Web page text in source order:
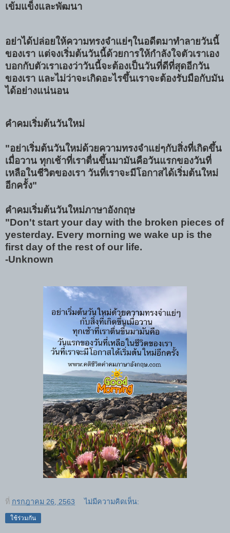
เข้มแข็งและพัฒนา
อย่าได้ปล่อยให้ความทรงจำแย่ๆในอดีตมาทำลายวันนี้
ของเรา แต่จงเริ่มต้นวันนี้ด้วยการให้กำลังใจตัวเราเอง
บอกกับตัวเราเองว่าวันนี้จะต้องเป็นวันที่ดีที่สุดอีกวัน
ของเรา และไม่ว่าจะเกิดอะไรขึ้นเราจะต้องรับมือกับมัน
ได้อย่างแน่นอน
คำคมเริ่มต้นวันใหม่
"อย่าเริ่มต้นวันใหม่ด้วยความทรงจำแย่ๆกับสิ่งที่เกิดขึ้น
เมื่อวาน ทุกเช้าที่เราตื่นขึ้นมามันคือวันแรกของวันที่
เหลือในชีวิตของเรา วันที่เราจะมีโอกาสได้เริ่มต้นใหม่
อีกครั้ง"
คำคมเริ่มต้นวันใหม่ภาษาอังกฤษ
"Don't start your day with the broken pieces of
yesterday. Every morning we wake up is the
first day of the rest of our life.
-Unknown
ที่ กรกฎาคม 26, 2563 ไม่มีความคิดเห็น:
ใช้ร่วมกัน